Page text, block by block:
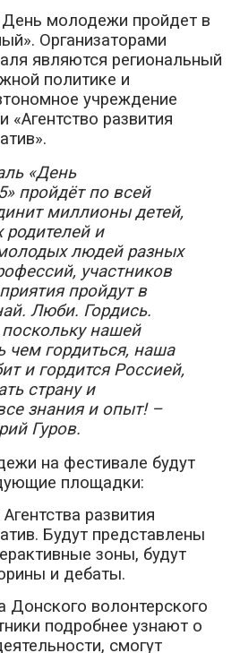
молодежи пройдет в
Организаторами
являются региональный
политике и
учреждение
«Агентство развития
«День
пройдёт по всей
миллионы детей,
родителей и
людей разных
участников
пройдут в
Люби. Гордись.
нашей
чем гордиться, наша
и гордится Россией,
страну и
знания и опыт! –
Гуров.
на фестивале будут
площадки:
развития
Будут представлены
зоны, будут
и дебаты.
Донского волонтерского
подробнее узнают о
смогут